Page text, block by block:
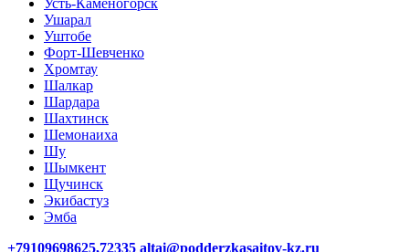
Усть-Каменогорск
Ушарал
Уштобе
Форт-Шевченко
Хромтау
Шалкар
Шардара
Шахтинск
Шемонаиха
Шу
Шымкент
Щучинск
Экибастуз
Эмба
+79109698625,72335 altai@podderzkasaitov-kz.ru